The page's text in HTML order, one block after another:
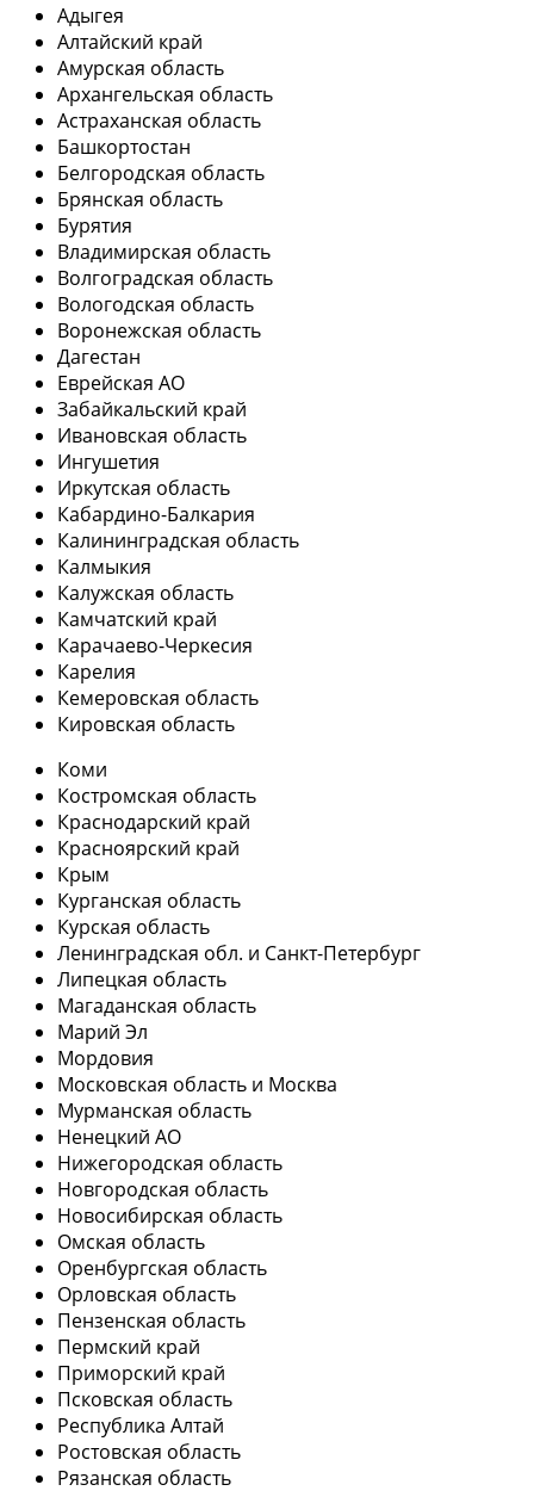
Адыгея
Алтайский край
Амурская область
Архангельская область
Астраханская область
Башкортостан
Белгородская область
Брянская область
Бурятия
Владимирская область
Волгоградская область
Вологодская область
Воронежская область
Дагестан
Еврейская АО
Забайкальский край
Ивановская область
Ингушетия
Иркутская область
Кабардино-Балкария
Калининградская область
Калмыкия
Калужская область
Камчатский край
Карачаево-Черкесия
Карелия
Кемеровская область
Кировская область
Коми
Костромская область
Краснодарский край
Красноярский край
Крым
Курганская область
Курская область
Ленинградская обл. и Санкт-Петербург
Липецкая область
Магаданская область
Марий Эл
Мордовия
Московская область и Москва
Мурманская область
Ненецкий АО
Нижегородская область
Новгородская область
Новосибирская область
Омская область
Оренбургская область
Орловская область
Пензенская область
Пермский край
Приморский край
Псковская область
Республика Алтай
Ростовская область
Рязанская область